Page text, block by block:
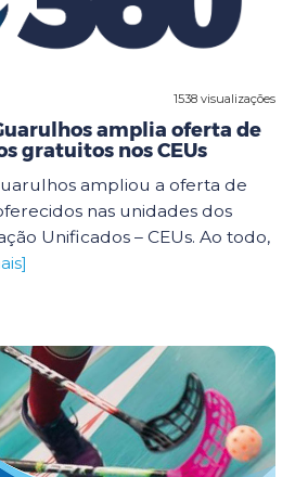
1538 visualizações
amplia oferta de
gratuitos nos CEUs
ampliou a oferta de
nas unidades dos
Unificados – CEUs. Ao todo,